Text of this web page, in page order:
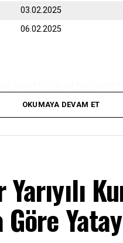
03.02.2025
06.02.2025
OKUMAYA DEVAM ET